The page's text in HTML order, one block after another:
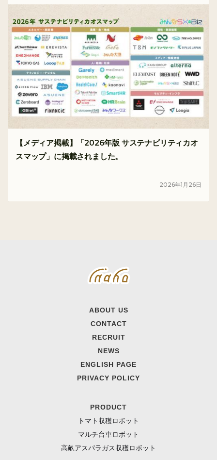
【メディア掲載】「2026年版 サステナビリティカオ
スマップ」に掲載されました。
2026年1 月 26日
ABOUT US
CONTACT
RECRUIT
NEWS
ENGLISH PAGE
PRIVACY POLICY
PRODUCT
トマト収穫ロボット
マルチ台車ロボット
高畝アスパラガス収穫ロボット